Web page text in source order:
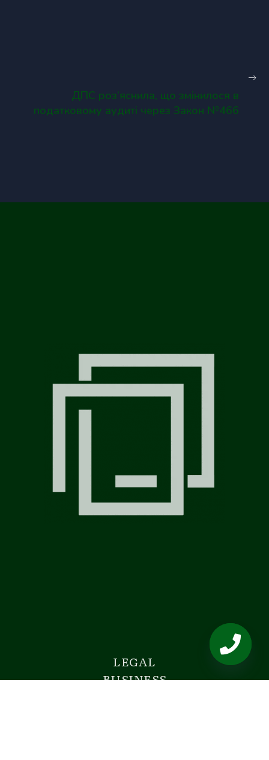
ДПС роз’яснила, що змінилося в
податковому аудиті через Закон №466
LEGAL
BUSINESS
CHATY